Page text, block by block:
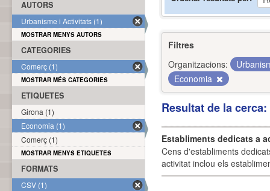
Filtres
Organitzacions:
Economia
Resultat de la
Establiments dedicats a
Cens d'establiments
activitat inclou els
AUTORS
Urbanisme i Activitats (1)
MOSTRAR MENYS AUTORS
CATEGORIES
Comerç (1)
MOSTRAR MÉS CATEGORIES
ETIQUETES
Girona (1)
Economia (1)
Comerç (1)
MOSTRAR MENYS ETIQUETES
FORMATS
CSV (1)